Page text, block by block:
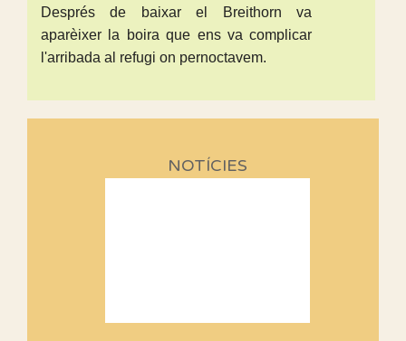
Després de baixar el Breithorn va
aparèixer la boira que ens va complicar
l'arribada al refugi on pernoctavem.
NOTÍCIES